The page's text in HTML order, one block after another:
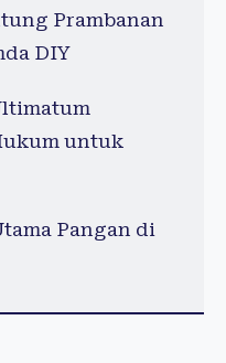
Prambanan
DIY
untuk
Pangan di